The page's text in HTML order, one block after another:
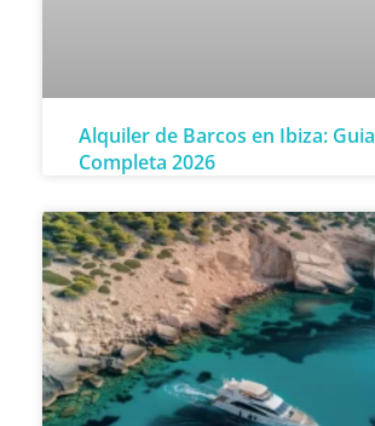
Alquiler de Barcos en Ibiza: Guia
Completa 2026